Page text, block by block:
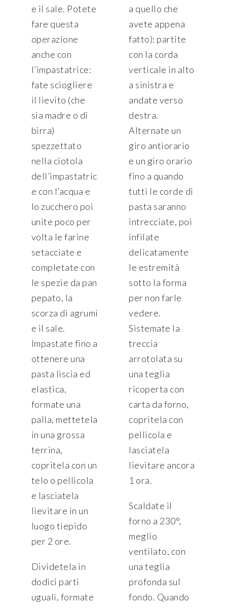
e il sale. Potete
fare questa
operazione
anche con
l’impastatrice:
fate sciogliere
il lievito (che
sia madre o di
birra)
spezzettato
nella ciotola
dell’impastatric
e con l’acqua e
lo zucchero poi
unite poco per
volta le farine
setacciate e
completate con
le spezie da pan
pepato, la
scorza di agrumi
e il sale.
Impastate fino a
ottenere una
pasta liscia ed
elastica,
formate una
palla, mettetela
in una grossa
terrina,
copritela con un
telo o pellicola
e lasciatela
lievitare in un
luogo tiepido
per 2 ore.
Dividetela in
dodici parti
uguali, formate
a quello che
avete appena
fatto): partite
con la corda
verticale in alto
a sinistra e
andate verso
destra.
Alternate un
giro antiorario
e un giro orario
fino a quando
tutti le corde di
pasta saranno
intrecciate, poi
infilate
delicatamente
le estremità
sotto la forma
per non farle
vedere.
Sistemate la
treccia
arrotolata su
una teglia
ricoperta con
carta da forno,
copritela con
pellicola e
lasciatela
lievitare ancora
1 ora.
Scaldate il
forno a 230°,
meglio
ventilato, con
una teglia
profonda sul
fondo. Quando